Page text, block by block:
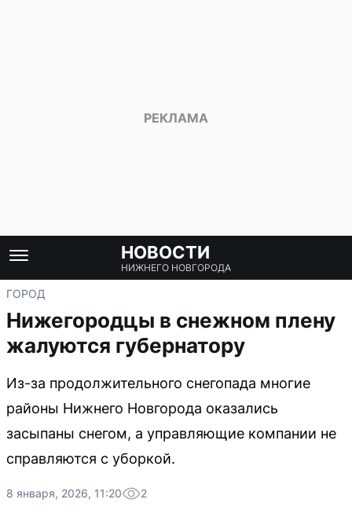
НОВОСТИ
НИЖНЕГО НОВГОРОДА
ГОРОД
Нижегородцы в снежном плену
жалуются губернатору
Из-за продолжительного снегопада многие
районы Нижнего Новгорода оказались
засыпаны снегом, а управляющие компании не
справляются с уборкой.
8 января, 2026, 11:20 2